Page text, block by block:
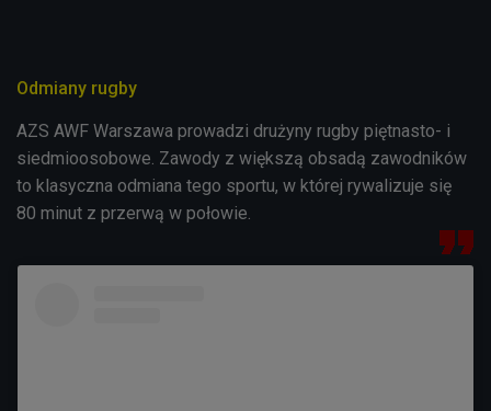
Odmiany rugby
AZS AWF Warszawa prowadzi drużyny rugby piętnasto- i
siedmioosobowe. Zawody z większą obsadą zawodników
to klasyczna odmiana tego sportu, w której rywalizuje się
80 minut z przerwą w połowie.